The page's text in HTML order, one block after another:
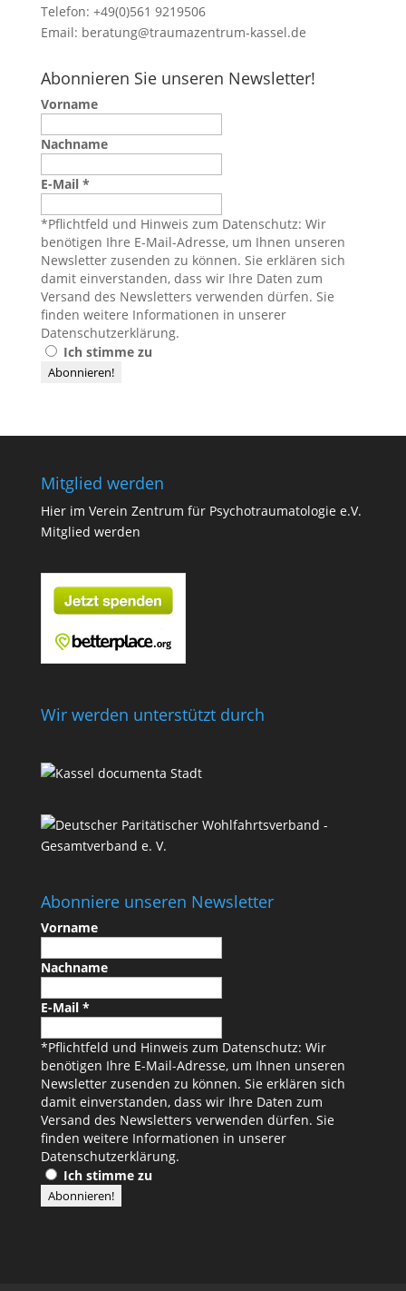
Telefon: +49(0)561 9219506
Email: beratung@traumazentrum-kassel.de
Abonnieren Sie unseren Newsletter!
Vorname
Nachname
E-Mail *
*Pflichtfeld und Hinweis zum Datenschutz: Wir
benötigen Ihre E-Mail-Adresse, um Ihnen unseren
Newsletter zusenden zu können. Sie erklären sich
damit einverstanden, dass wir Ihre Daten zum
Versand des Newsletters verwenden dürfen. Sie
finden weitere Informationen in unserer
Datenschutzerklärung.
Ich stimme zu
Mitglied werden
Hier im Verein Zentrum für Psychotraumatologie e.V.
Mitglied werden
Wir werden unterstützt durch
Abonniere unseren Newsletter
Vorname
Nachname
E-Mail *
*Pflichtfeld und Hinweis zum Datenschutz: Wir
benötigen Ihre E-Mail-Adresse, um Ihnen unseren
Newsletter zusenden zu können. Sie erklären sich
damit einverstanden, dass wir Ihre Daten zum
Versand des Newsletters verwenden dürfen. Sie
finden weitere Informationen in unserer
Datenschutzerklärung.
Ich stimme zu